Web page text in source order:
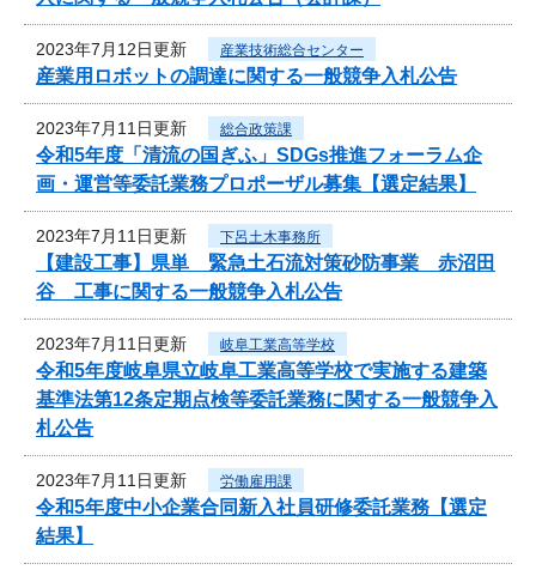
2023年7月12日更新 産業技術総合センター
産業用ロボットの調達に関する一般競争入札公告
2023年7月11日更新 総合政策課
令和5年度「清流の国ぎふ」SDGs推進フォーラム企
画・運営等委託業務プロポーザル募集【選定結果】
2023年7月11日更新 下呂土木事務所
【建設工事】県単 緊急土石流対策砂防事業 赤沼田
谷 工事に関する一般競争入札公告
2023年7月11日更新 岐阜工業高等学校
令和5年度岐阜県立岐阜工業高等学校で実施する建築
基準法第12条定期点検等委託業務に関する一般競争入
札公告
2023年7月11日更新 労働雇用課
令和5年度中小企業合同新入社員研修委託業務【選定
結果】